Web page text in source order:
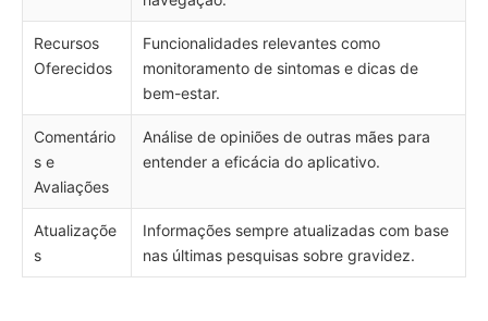
Recursos
Oferecidos
Funcionalidades relevantes como
monitoramento de sintomas e dicas de
bem-estar.
Comentário
s e
Avaliações
Análise de opiniões de outras mães para
entender a eficácia do aplicativo.
Atualizaçõe
s
Informações sempre atualizadas com base
nas últimas pesquisas sobre gravidez.